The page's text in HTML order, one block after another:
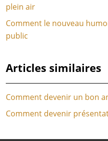
plein air
Comment le nouveau
public
Articles similaires
Comment devenir un bon
Comment devenir